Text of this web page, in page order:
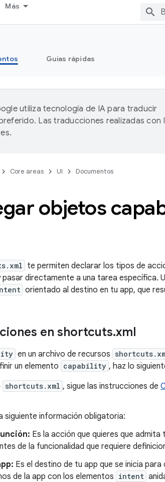
Más
Guías rápidas
utiliza tecnología de IA para traducir
Las traducciones realizadas con
Core areas UI Documentos
objetos
te permiten declarar los tipos de
pasar directamente a una tarea específica.
orientado al destino en tu app, que
en shortcuts.xml
en un archivo de recursos
un elemento capability , haz lo
shortcuts.xml , sigue las instrucciones de
siguiente información obligatoria:
Es la acción que quieres que
de la funcionalidad que requiere
Es el destino de tu app que se inicia
de la app con los elementos intent